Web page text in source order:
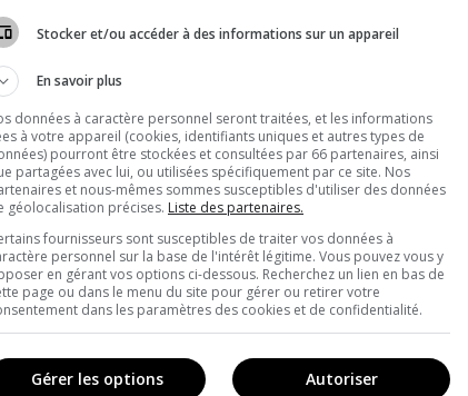
Stocker et/ou accéder à des informations sur un appareil
En savoir plus
données à caractère personnel seront traitées, et les informations
à votre appareil (cookies, identifiants uniques et autres types de
pourront être stockées et consultées par 66 partenaires, ainsi
partagées avec lui, ou utilisées spécifiquement par ce site. Nos
et nous-mêmes sommes susceptibles d'utiliser des données
géolocalisation précises. Liste des partenaires.
fournisseurs sont susceptibles de traiter vos données à
personnel sur la base de l'intérêt légitime. Vous pouvez vous y
en gérant vos options ci-dessous. Recherchez un lien en bas de
page ou dans le menu du site pour gérer ou retirer votre
dans les paramètres des cookies et de confidentialité.
Autoriser
Gérer les options